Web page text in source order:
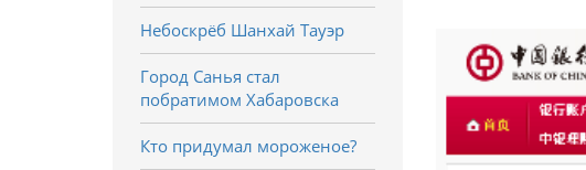
Небоскрёб Шанхай Тауэр
Город Санья стал
побратимом Хабаровска
Кто придумал мороженое?